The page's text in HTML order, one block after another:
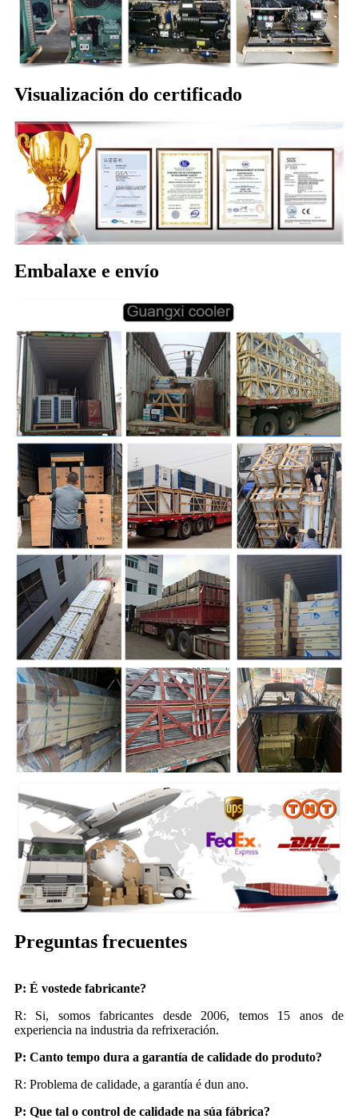
Visualización do certificado
Embalaxe e envío
Preguntas frecuentes
P: É vostede fabricante?
R: Si, somos fabricantes desde 2006, temos 15 anos de
experiencia na industria da refrixeración.
P: Canto tempo dura a garantía de calidade do produto?
R: Problema de calidade, a garantía é dun ano.
P: Que tal o control de calidade na súa fábrica?